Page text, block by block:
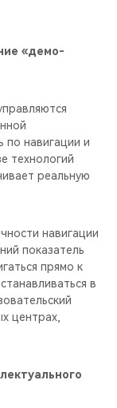
«демо-
по навигации и
технологий
реальную
навигации
показатель
прямо к
в
центрах,